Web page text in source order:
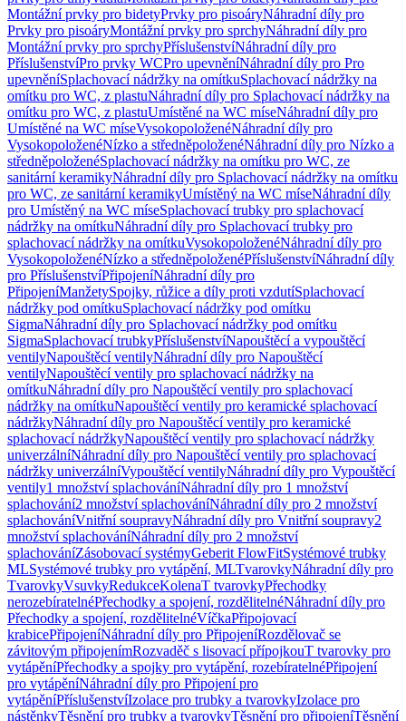
Montážní prvky pro bidetyPrvky pro pisoáryNáhradní díly pro
Prvky pro pisoáryMontážní prvky pro sprchyNáhradní díly pro
Montážní prvky pro sprchyPříslušenstvíNáhradní díly pro
PříslušenstvíPro prvky WCPro upevněníNáhradní díly pro Pro
upevněníSplachovací nádržky na omítkuSplachovací nádržky na
omítku pro WC, z plastuNáhradní díly pro Splachovací nádržky na
omítku pro WC, z plastuUmístěné na WC míseNáhradní díly pro
Umístěné na WC míseVysokopoloženéNáhradní díly pro
VysokopoloženéNízko a středněpoloženéNáhradní díly pro Nízko a
středněpoloženéSplachovací nádržky na omítku pro WC, ze
sanitární keramikyNáhradní díly pro Splachovací nádržky na omítku
pro WC, ze sanitární keramikyUmístěný na WC míseNáhradní díly
pro Umístěný na WC míseSplachovací trubky pro splachovací
nádržky na omítkuNáhradní díly pro Splachovací trubky pro
splachovací nádržky na omítkuVysokopoloženéNáhradní díly pro
VysokopoloženéNízko a středněpoloženéPříslušenstvíNáhradní díly
pro PříslušenstvíPřipojeníNáhradní díly pro
PřipojeníManžetySpojky, růžice a díly proti vzdutíSplachovací
nádržky pod omítkuSplachovací nádržky pod omítku
SigmaNáhradní díly pro Splachovací nádržky pod omítku
SigmaSplachovací trubkyPříslušenstvíNapouštěcí a vypouštěcí
ventilyNapouštěcí ventilyNáhradní díly pro Napouštěcí
ventilyNapouštěcí ventily pro splachovací nádržky na
omítkuNáhradní díly pro Napouštěcí ventily pro splachovací
nádržky na omítkuNapouštěcí ventily pro keramické splachovací
nádržkyNáhradní díly pro Napouštěcí ventily pro keramické
splachovací nádržkyNapouštěcí ventily pro splachovací nádržky
univerzálníNáhradní díly pro Napouštěcí ventily pro splachovací
nádržky univerzálníVypouštěcí ventilyNáhradní díly pro Vypouštěcí
ventily1 množství splachováníNáhradní díly pro 1 množství
splachování2 množství splachováníNáhradní díly pro 2 množství
splachováníVnitřní soupravyNáhradní díly pro Vnitřní soupravy2
množství splachováníNáhradní díly pro 2 množství
splachováníZásobovací systémyGeberit FlowFitSystémové trubky
MLSystémové trubky pro vytápění, MLTvarovkyNáhradní díly pro
TvarovkyVsuvkyRedukceKolenaT tvarovkyPřechodky
nerozebíratelnéPřechodky a spojení, rozdělitelnéNáhradní díly pro
Přechodky a spojení, rozdělitelnéVíčkaPřipojovací
krabicePřipojeníNáhradní díly pro PřipojeníRozdělovač se
závitovým připojenímRozvaděč s lisovací přípojkouT tvarovky pro
vytápěníPřechodky a spojky pro vytápění, rozebíratelnéPřipojení
pro vytápěníNáhradní díly pro Připojení pro
vytápěníPříslušenstvíIzolace pro trubky a tvarovkyIzolace pro
nástěnkyTěsnění pro trubky a tvarovkyTěsnění pro připojeníTěsnění